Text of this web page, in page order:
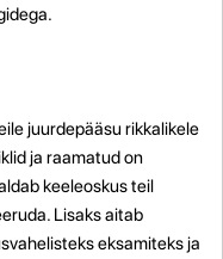
juurdepääsu rikkalikele
ja raamatud on
keeleoskus teil
Lisaks aitab
eksamiteks ja